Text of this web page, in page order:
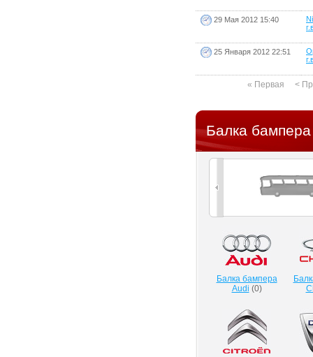
29 Мая 2012 15:40
25 Января 2012 22:51
« Первая <
Балка
Балка бампера
Audi (0)